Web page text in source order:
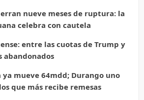
nueve meses de ruptura: la
celebra con cautela
entre las cuotas de Trump y
abandonados
mueve 64mdd; Durango uno
que más recibe remesas